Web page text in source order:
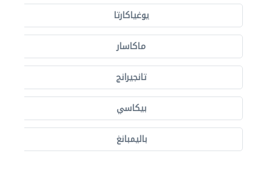
يوغياكارتا
ماكاسار
تانجيرانج
بيكاسي
باليمبانغ